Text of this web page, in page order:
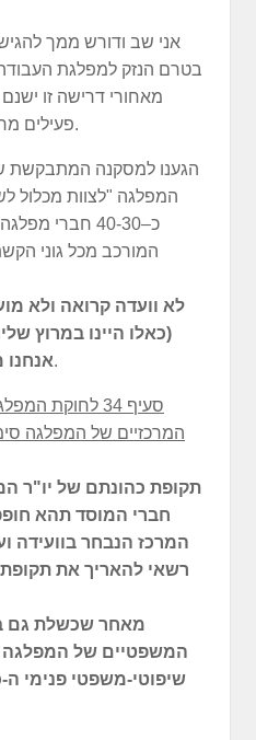
בטרם הנזק למפלגת
מאחורי דרישה זו
פעילים מרכזיים השותפים לדרישתי זו.
המפלגה "לצוות מכלול
כ–40-30 חברי
המורכב מכל גוני
לא וועדה קרואה ולא
(כאלו היינו במרוץ
.
סעיף 34 לחוקת
תקופת כהונתם של יו"ר
חברי המוסד תהא
המרכז הנבחר בוועידה
רשאי להאריך את
המשפטיים של המפלגה
שיפוטי-משפטי פנימי